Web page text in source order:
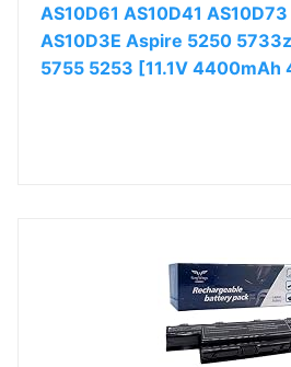
AS10D61 AS10D41 AS10D73
AS10D3E Aspire 5250
5755 5253 [11.1V 4400mAh